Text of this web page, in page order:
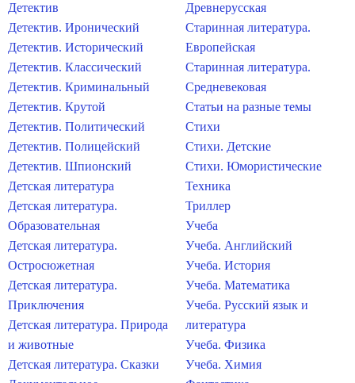
Детектив
Детектив. Иронический
Детектив. Исторический
Детектив. Классический
Детектив. Криминальный
Детектив. Крутой
Детектив. Политический
Детектив. Полицейский
Детектив. Шпионский
Детская литература
Детская литература.
Образовательная
Детская литература.
Остросюжетная
Детская литература.
Приключения
Детская литература. Природа
и животные
Детская литература. Сказки
Древнерусская
Старинная литература.
Европейская
Старинная литература.
Средневековая
Статьи на разные темы
Стихи
Стихи. Детские
Стихи. Юмористические
Техника
Триллер
Учеба
Учеба. Английский
Учеба. История
Учеба. Математика
Учеба. Русский язык и
литература
Учеба. Физика
Учеба. Химия